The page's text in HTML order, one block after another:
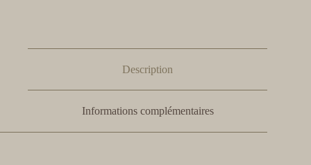
Description
Informations complémentaires